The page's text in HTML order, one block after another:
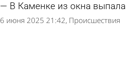
В Каменке из окна выпала
6 июня 2025 21:42 Происшествия